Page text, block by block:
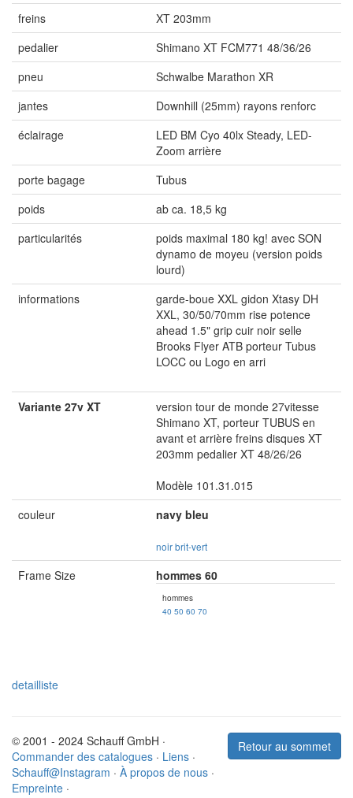
freins
XT 203mm
pedalier
Shimano XT FCM771 48/36/26
pneu
Schwalbe Marathon XR
jantes
Downhill (25mm) rayons renforc
éclairage
LED BM Cyo 40lx Steady, LED-
Zoom arrière
porte bagage
Tubus
poids
ab ca. 18,5 kg
particularités
poids maximal 180 kg! avec SON
dynamo de moyeu (version poids
lourd)
informations
garde-boue XXL gidon Xtasy DH
XXL, 30/50/70mm rise potence
ahead 1.5" grip cuir noir selle
Brooks Flyer ATB porteur Tubus
LOCC ou Logo en arri
Variante 27v XT
version tour de monde 27vitesse
Shimano XT, porteur TUBUS en
avant et arrière freins disques XT
203mm pedalier XT 48/26/26
Modèle 101.31.015
couleur
navy bleu
noirbrit-vert
Frame Size hommes 60
hommes
40 50 60 70
detailliste
Retour au sommet
© 2001 - 2024 Schauff GmbH ·
Commander des catalogues · Liens ·
Schauff@Instagram · À propos de nous ·
Empreinte ·